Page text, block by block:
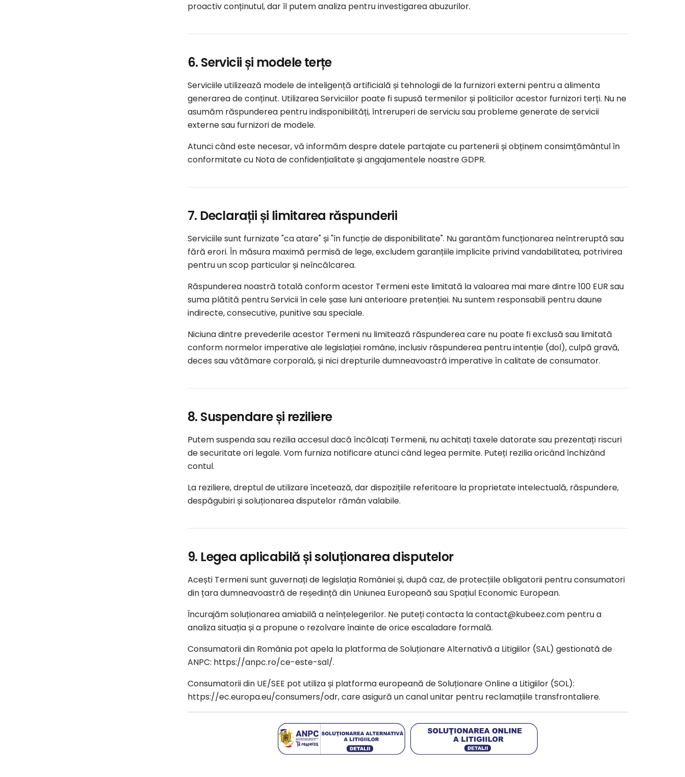
proactiv conținutul, dar îl putem analiza pentru investigarea abuzurilor.
6. Servicii și modele terțe
Serviciile utilizează modele de inteligență artificială și tehnologii de la furnizori externi pentru a alimenta
generarea de conținut. Utilizarea Serviciilor poate fi supusă termenilor și politicilor acestor furnizori terți. Nu ne
asumăm răspunderea pentru indisponibilități, întreruperi de serviciu sau probleme generate de servicii
externe sau furnizori de modele.
Atunci când este necesar, vă informăm despre datele partajate cu partenerii și obținem consimțământul în
conformitate cu Nota de confidențialitate și angajamentele noastre GDPR.
7. Declarații și limitarea răspunderii
Serviciile sunt furnizate "ca atare" și "în funcție de disponibilitate". Nu garantăm funcționarea neîntreruptă sau
fără erori. În măsura maximă permisă de lege, excludem garanțiile implicite privind vandabilitatea, potrivirea
pentru un scop particular și neîncălcarea.
Răspunderea noastră totală conform acestor Termeni este limitată la valoarea mai mare dintre 100 EUR sau
suma plătită pentru Servicii în cele șase luni anterioare pretenției. Nu suntem responsabili pentru daune
indirecte, consecutive, punitive sau speciale.
Niciuna dintre prevederile acestor Termeni nu limitează răspunderea care nu poate fi exclusă sau limitată
conform normelor imperative ale legislației române, inclusiv răspunderea pentru intenție (dol), culpă gravă,
deces sau vătămare corporală, și nici drepturile dumneavoastră imperative în calitate de consumator.
8. Suspendare și reziliere
Putem suspenda sau rezilia accesul dacă încălcați Termenii, nu achitați taxele datorate sau prezentați riscuri
de securitate ori legale. Vom furniza notificare atunci când legea permite. Puteți rezilia oricând închizând
contul.
La reziliere, dreptul de utilizare încetează, dar dispozițiile referitoare la proprietate intelectuală, răspundere,
despăgubiri și soluționarea disputelor rămân valabile.
9. Legea aplicabilă și soluționarea disputelor
Acești Termeni sunt guvernați de legislația României și, după caz, de protecțiile obligatorii pentru consumatori
din țara dumneavoastră de reședință din Uniunea Europeană sau Spațiul Economic European.
Încurajăm soluționarea amiabilă a neînțelegerilor. Ne puteți contacta lacontact@kubeez.com pentru a
analiza situația și a propune o rezolvare înainte de orice escaladare formală.
Consumatorii din România pot apela la platforma de Soluționare Alternativă a Litigiilor (SAL) gestionată de
ANPC: https://anpc.ro/ce-este-sal/.
Consumatorii din UE/SEE pot utiliza și platforma europeană de Soluționare Online a Litigiilor (SOL):
https://ec.europa.eu/consumers/odr, care asigură un canal unitar pentru reclamațiile transfrontaliere.